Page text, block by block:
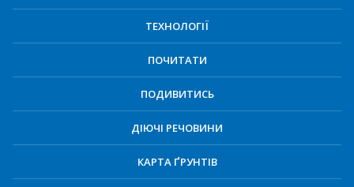
ТЕХНОЛОГІЇ
ПОЧИТАТИ
ПОДИВИТИСЬ
ДІЮЧІ РЕЧОВИНИ
КАРТА ҐРУНТІВ